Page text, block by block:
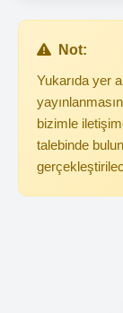
Not:
Yukarıda yer
bizimle
talebinde